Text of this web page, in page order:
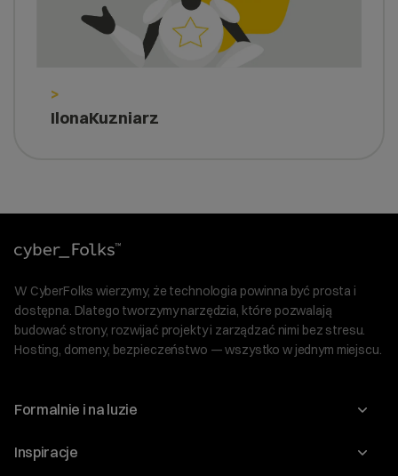
>
IlonaKuzniarz
W CyberFolks wierzymy, że technologia powinna być prosta i
dostępna. Dlatego tworzymy narzędzia, które pozwalają
budować strony, rozwijać projekty i zarządzać nimi bez stresu.
Hosting, domeny, bezpieczeństwo — wszystko w jednym miejscu.
Formalnie i na luzie
O nas
Inspiracje